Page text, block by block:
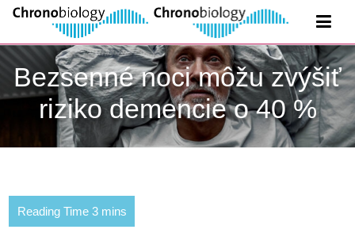
Bezsenné noci môžu zvýšiť
riziko demencie o 40 %